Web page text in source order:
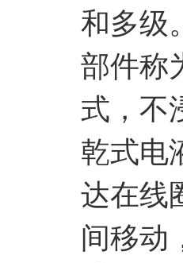
和多级
部件称
式，不
乾式电
达在线
间移动